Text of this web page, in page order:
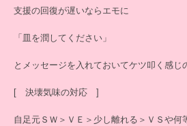
支援の回復が遅いならエモに
「皿を潤してください」
とメッセージを入れておいてケツ叩く感じ
[ 決壊気味の対応 ]
自足元ＳＷ＞ＶＥ＞少し離れる＞ＶＳや何